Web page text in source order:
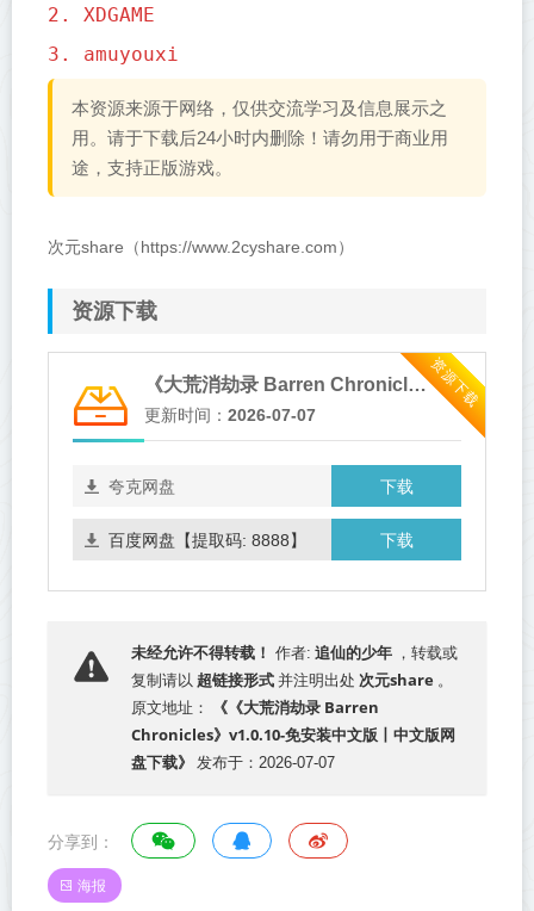
2. XDGAME
3. amuyouxi
本资源来源于网络，仅供交流学习及信息展示之
用。请于下载后24小时内删除！请勿用于商业用
途，支持正版游戏。
次元share（https://www.2cyshare.com）
资源下载
资源下载
《大荒消劫录 Barren Chronicles》v1.0.10-免安装中文版
更新时间： 2026-07-07
下载
夸克网盘
下载
百度网盘【提取码: 8888】
未经允许不得转载！ 作者: 追仙的少年 ，转载或
复制请以 超链接形式 并注明出处 次元share 。
原文地址：
《《大荒消劫录 Barren
Chronicles》v1.0.10-免安装中文版丨中文版网
盘下载》
发布于：2026-07-07
分享到：
海报